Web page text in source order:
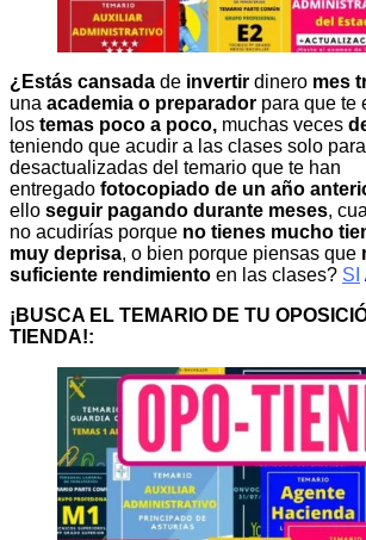
¿Estás cansada de invertir dinero mes
una academia o preparador para que te
los temas poco a poco, muchas veces
teniendo que acudir a las clases solo
desactualizadas del temario que te han
entregado fotocopiado de un año
ello seguir pagando durante meses,
no acudirías porque no tienes mucho
muy deprisa, o bien porque piensas que
suficiente rendimiento en las clases? SI
¡BUSCA EL TEMARIO DE TU
TIENDA!: